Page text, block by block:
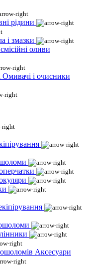
рідини
і змазки
оливи
Омивачі і очисники
Аксесуари